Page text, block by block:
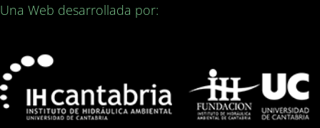
Una Web desarrollada por: